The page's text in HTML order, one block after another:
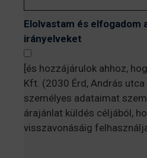
Elolvastam és elfogadom
irányelveket
[és hozzájárulok ahhoz,
Kft. (2030 Érd, András
személyes adataimat
árajánlat küldés céljából,
visszavonásáig